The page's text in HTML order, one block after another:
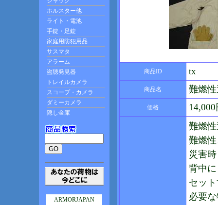
ARMORJAPAN
商品ID tx
商品名 難燃
価格
難燃
難燃
災害
背中
セッ
必要